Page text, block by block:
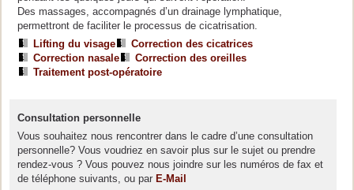
Des massages, accompagnés d’un drainage lymphatique,
permettront de faciliter le processus de cicatrisation.
Lifting du visage
Correction des cicatrices
Correction nasale
Correction des oreilles
Traitement post-opératoire
Consultation personnelle
Vous souhaitez nous rencontrer dans le cadre d’une consultation
personnelle? Vous voudriez en savoir plus sur le sujet ou prendre
rendez-vous ? Vous pouvez nous joindre sur les numéros de fax et
de téléphone suivants, ou par E-Mail